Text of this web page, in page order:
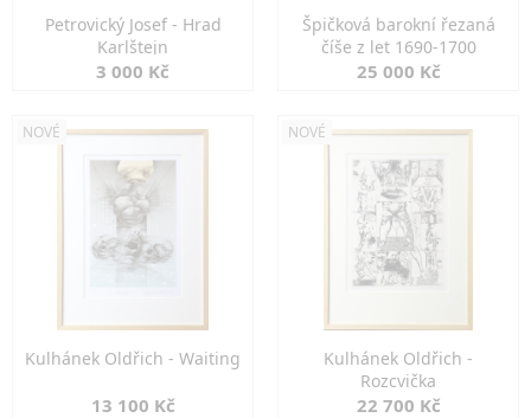
Petrovický Josef - Hrad
Karlštejn
3 000 Kč
Špičková barokní řezaná
číše z let 1690-1700
25 000 Kč
NOVÉ
Kulhánek Oldřich - Waiting
13 100 Kč
NOVÉ
Kulhánek Oldřich -
Rozcvička
22 700 Kč